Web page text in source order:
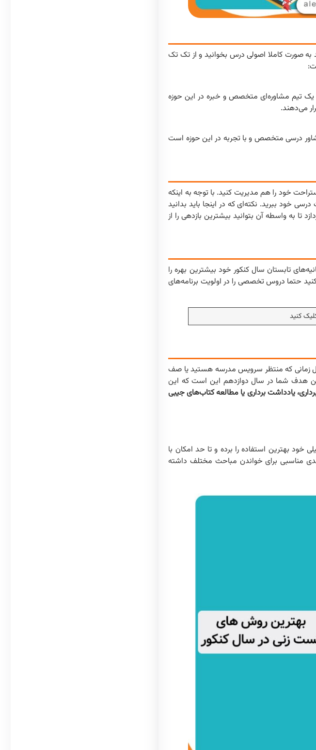
به صورت کاملا اصولی درس بخوانید و از تک تک
یک تیم مشاوره‌ای متخصص و خبره در این حوزه
می‌دهند.
درسی متخصص و با تجربه در این حوزه است
خود را هم مدیریت کنید. با توجه به اینکه
خود ببرید. نکته‌ای که در اینجا باید بدانید
تا به واسطه آن بتوانید بیشترین بازدهی را از
تابستان سال کنکور خود بیشترین بهره را
حتما دروس تخصصی را در اولویت برنامه‌های
کنید
زمانی که منتظر سرویس مدرسه هستید یا صف
هدف شما در سال دوازدهم این است که این
یادداشت برداری یا مطالعه کتاب‌های جیبی
بهترین استفاده را برده و تا حد امکان با
مناسبی برای خواندن مباحث مختلف داشته